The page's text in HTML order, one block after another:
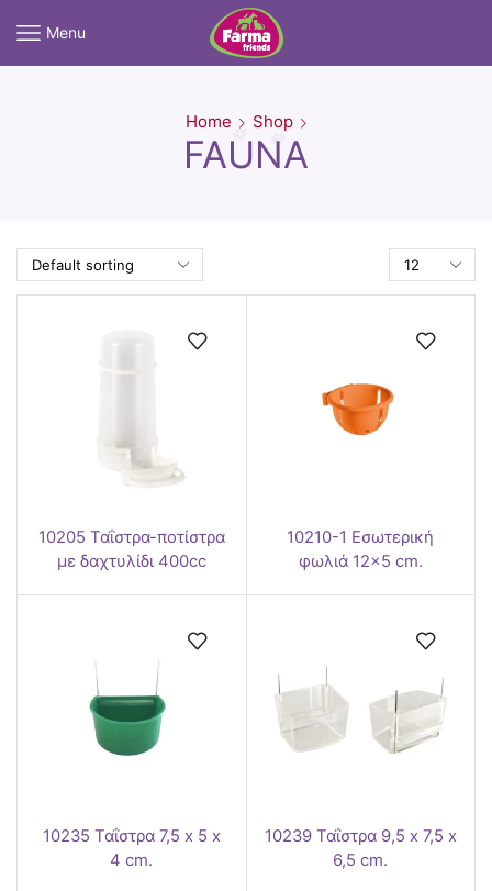
Menu
Home Shop
FAUNA
10205 Ταΐστρα-ποτίστρα
με δαχτυλίδι 400cc
10210-1 Εσωτερική
φωλιά 12×5 cm.
10235 Ταΐστρα 7,5 x 5 x
4 cm.
10239 Ταΐστρα 9,5 x 7,5 x
6,5 cm.